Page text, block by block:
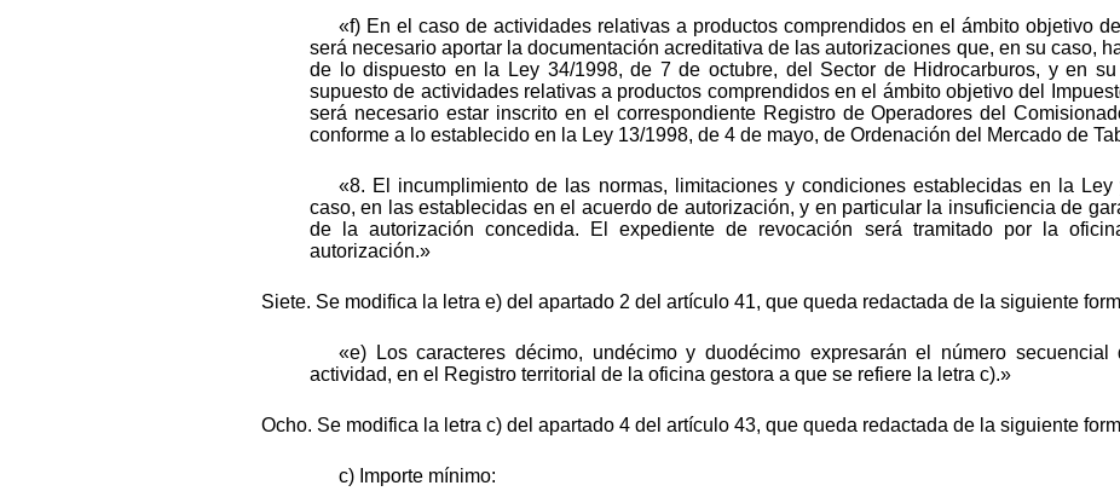
«f) En el caso de actividades relativas a productos comprendidos en el ámbito objetivo
será necesario aportar la documentación acreditativa de las autorizaciones que, en su caso,
de lo dispuesto en la Ley 34/1998, de 7 de octubre, del Sector de Hidrocarburos, y en
supuesto de actividades relativas a productos comprendidos en el ámbito objetivo del
será necesario estar inscrito en el correspondiente Registro de Operadores del
conforme a lo establecido en la Ley 13/1998, de 4 de mayo, de Ordenación del Mercado de
«8. El incumplimiento de las normas, limitaciones y condiciones establecidas en la
caso, en las establecidas en el acuerdo de autorización, y en particular la insuficiencia de
de la autorización concedida. El expediente de revocación será tramitado por la
autorización.»
Siete. Se modifica la letra e) del apartado 2 del artículo 41, que queda redactada de la siguiente
«e) Los caracteres décimo, undécimo y duodécimo expresarán el número
actividad, en el Registro territorial de la oficina gestora a que se refiere la letra c).»
Ocho. Se modifica la letra c) del apartado 4 del artículo 43, que queda redactada de la siguiente
c) Importe mínimo: